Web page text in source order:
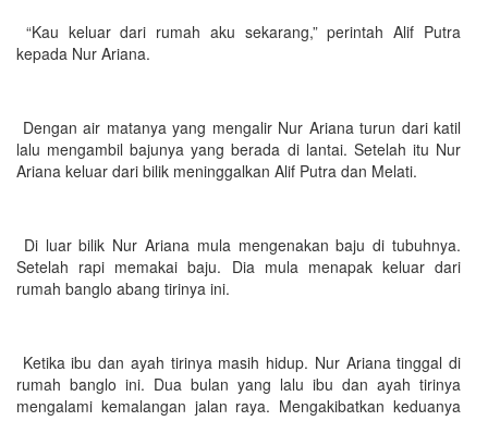
“Kau keluar dari rumah aku sekarang,” perintah Alif Putra
kepada Nur Ariana.
Dengan air matanya yang mengalir Nur Ariana turun dari katil
lalu mengambil bajunya yang berada di lantai. Setelah itu Nur
Ariana keluar dari bilik meninggalkan Alif Putra dan Melati.
Di luar bilik Nur Ariana mula mengenakan baju di tubuhnya.
Setelah rapi memakai baju. Dia mula menapak keluar dari
rumah banglo abang tirinya ini.
Ketika ibu dan ayah tirinya masih hidup. Nur Ariana tinggal di
rumah banglo ini. Dua bulan yang lalu ibu dan ayah tirinya
mengalami kemalangan jalan raya. Mengakibatkan keduanya